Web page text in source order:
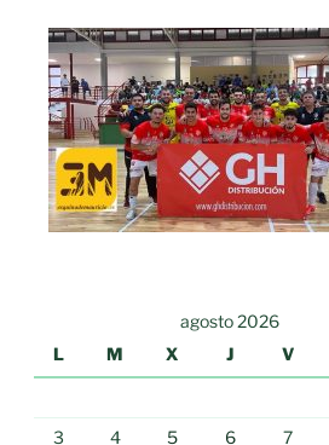
agosto 2026
L
M X J V
3
4 5 6 7